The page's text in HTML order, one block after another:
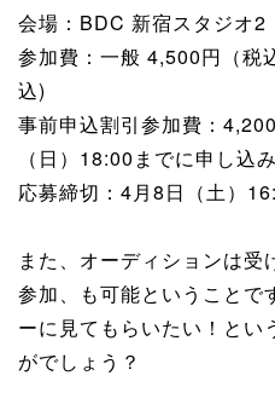
会場：BDC 新宿スタジオ2
参加費：一般 4,500円（税
込)
事前申込割引参加費：
（日）18:00までに申し込
応募締切：4月8日（土）
また、オーディションは
参加、も可能ということで
ーに見てもらいたい！とい
がでしょう？